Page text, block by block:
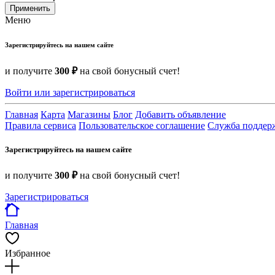
Применить
Меню
Зарегистрируйтесь на нашем сайте
и получите 300 ₽на свой бонусный счет!
Войти или зарегистрироваться
Главная Карта Магазины Блог Добавить объявление
Правила сервиса Пользовательское соглашение Служба
Зарегистрируйтесь на нашем сайте
и получите 300 ₽на свой бонусный счет!
Зарегистрироваться
Главная
Избранное